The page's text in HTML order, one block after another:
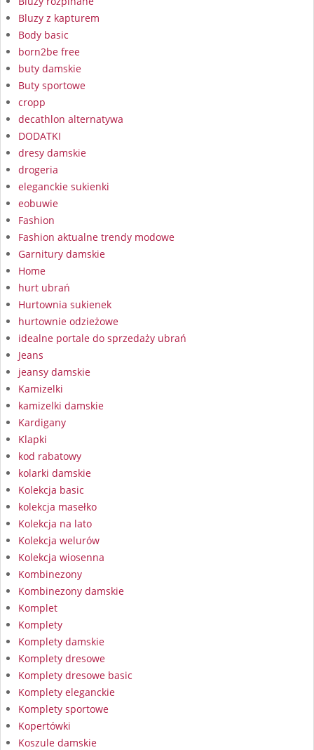
Bluzy z kapturem
Body basic
born2be free
buty damskie
Buty sportowe
cropp
decathlon alternatywa
DODATKI
dresy damskie
drogeria
eleganckie sukienki
eobuwie
Fashion
Fashion aktualne trendy modowe
Garnitury damskie
Home
hurt ubrań
Hurtownia sukienek
hurtownie odzieżowe
idealne portale do sprzedaży ubrań
Jeans
jeansy damskie
Kamizelki
kamizelki damskie
Kardigany
Klapki
kod rabatowy
kolarki damskie
Kolekcja basic
kolekcja masełko
Kolekcja na lato
Kolekcja welurów
Kolekcja wiosenna
Kombinezony
Kombinezony damskie
Komplet
Komplety
Komplety damskie
Komplety dresowe
Komplety dresowe basic
Komplety eleganckie
Komplety sportowe
Kopertówki
Koszule damskie